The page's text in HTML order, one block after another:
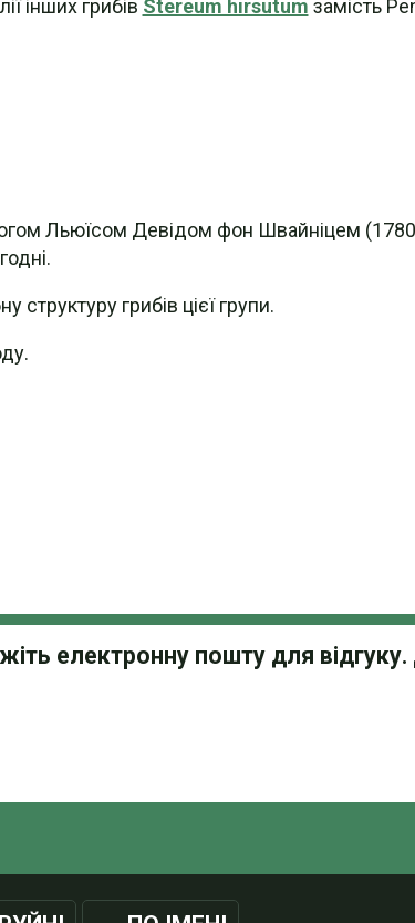
інших грибів Stereum hirsutum замість
Льюїсом Девідом фон Швайніцем
грибів цієї групи.